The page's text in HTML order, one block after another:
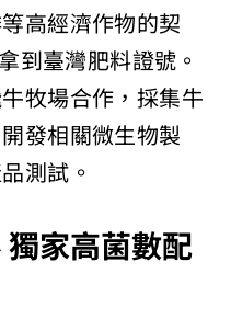
高經濟作物的契
臺灣肥料證號。
牧場合作，採集牛
發相關微生物製
測試。
家高菌數配